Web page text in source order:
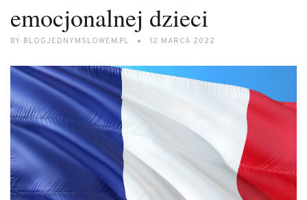
emocjonalnej dzieci
BY BLOGJEDNYMSLOWEM.PL 12 MARCA 2022